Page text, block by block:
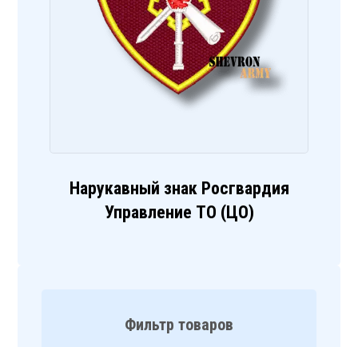
Нарукавный знак Росгвардия
Управление ТО (ЦО)
Фильтр товаров